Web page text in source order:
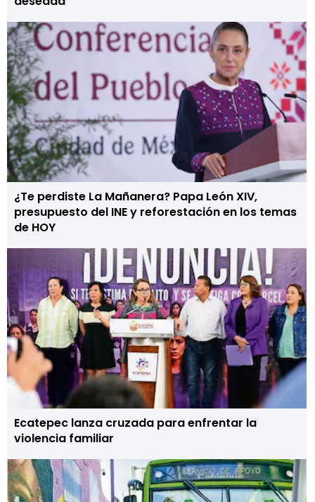
¿Te perdiste La Mañanera? Papa León XIV,
presupuesto del INE y reforestación en los temas
de HOY
Ecatepec lanza cruzada para enfrentar la
violencia familiar